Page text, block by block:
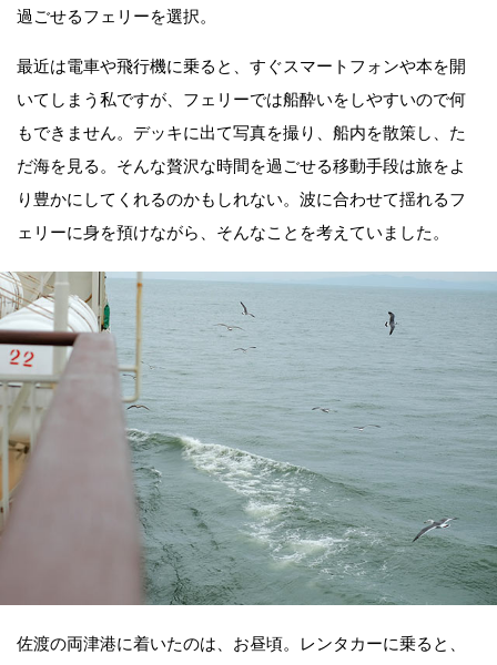
過ごせるフェリーを選択。
最近は電車や飛行機に乗ると、すぐスマートフォンや本を開
いてしまう私ですが、フェリーでは船酔いをしやすいので何
もできません。デッキに出て写真を撮り、船内を散策し、た
だ海を見る。そんな贅沢な時間を過ごせる移動手段は旅をよ
り豊かにしてくれるのかもしれない。波に合わせて揺れるフ
ェリーに身を預けながら、そんなことを考えていました。
佐渡の両津港に着いたのは、お昼頃。レンタカーに乗ると、